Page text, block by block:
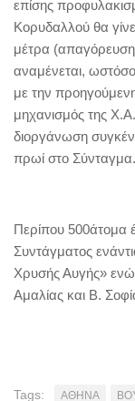
επίσης
Κορυδαλλού θα
μέτρα (απαγόρευση
αναμένεται,
με την
μηχανισμός της Χ.Α.
διοργάνωση
πρωί στο Σύνταγμα.
Περίπου 500άτομα
Συντάγματος
Χρυσής Αυγής» ενώ
Αμαλίας και Β.
Tags: ΑΘΗΝΑ